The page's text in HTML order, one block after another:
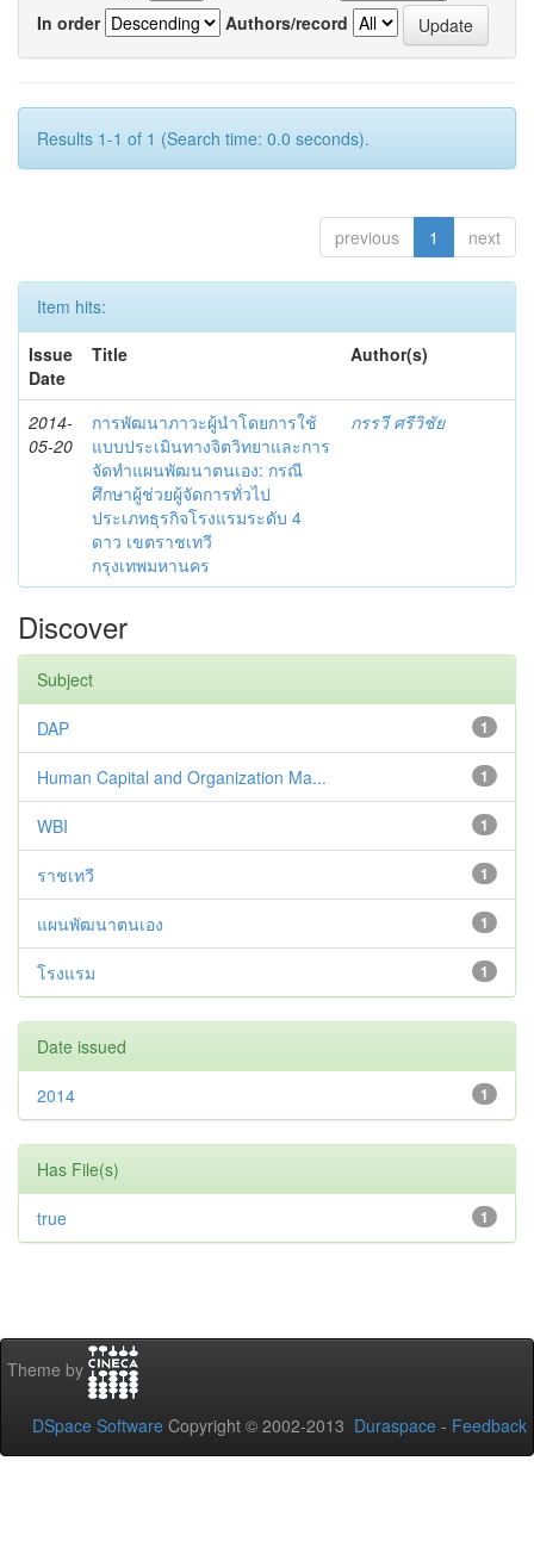
In order
Authors/record
Results 1-1 of 1 (Search time: 0.0 seconds).
previous 1 next
Item hits:
Issue
Date
Title Author(s)
2014-
05-20
การพัฒนาภาวะผู้นำโดยการใช้
แบบประเมินทางจิตวิทยาและการ
จัดทำแผนพัฒนาตนเอง: กรณี
ศึกษาผู้ช่วยผู้จัดการทั่วไป
ประเภทธุรกิจโรงแรมระดับ 4
ดาว เขตราชเทวี
กรุงเทพมหานคร
กรรวี ศรีวิชัย
Discover
Subject
1
DAP
1
Human Capital and Organization Ma...
1
WBI
1
ราชเทวี
1
แผนพัฒนาตนเอง
1
โรงแรม
Date issued
1
2014
Has File(s)
1
true
Theme by
DSpace Software Copyright © 2002-2013 Duraspace - Feedback